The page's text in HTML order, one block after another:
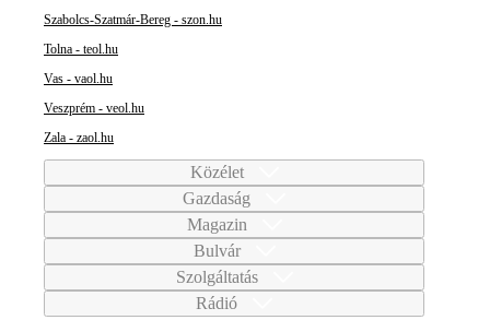
Szabolcs-Szatmár-Bereg - szon.hu
Tolna - teol.hu
Vas - vaol.hu
Veszprém - veol.hu
Zala - zaol.hu
Közélet
Gazdaság
Magazin
Bulvár
Szolgáltatás
Rádió